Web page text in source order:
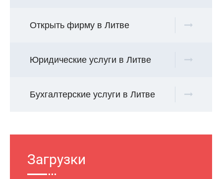
Открыть фирму в Литве
Юридические услуги в Литве
Бухгалтерские услуги в Литве
Загрузки